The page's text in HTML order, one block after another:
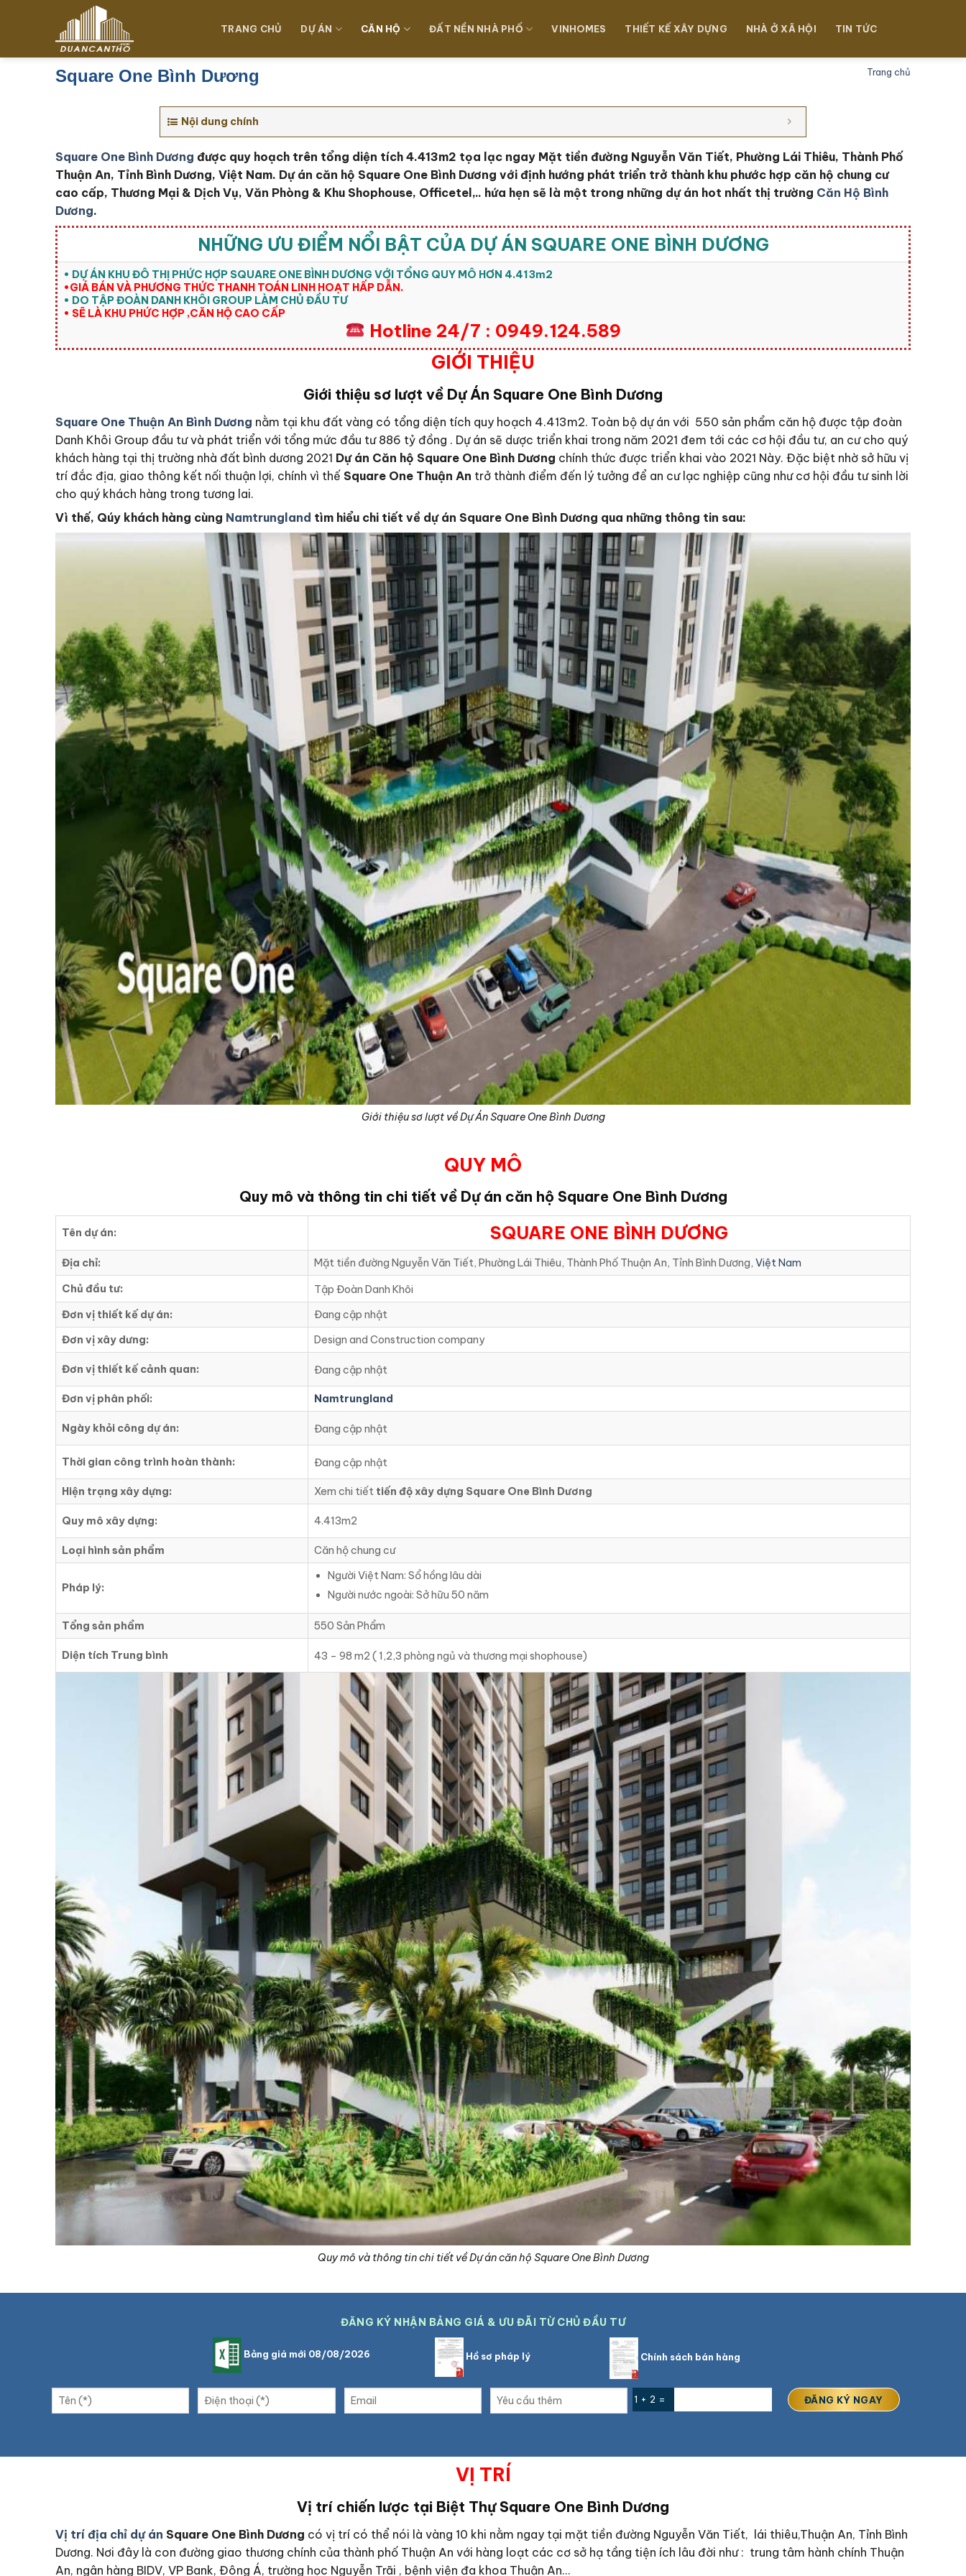
dung
TRANG CHỦ DỰ ÁN CĂN HỘ ĐẤT NỀN NHÀ PHỐ VINHOMES THIẾT KẾ XÂY DỰNG NHÀ Ở XÃ HỘI TIN TỨC
Square One Bình Dương Trang chủ
Nội dung chính
Square One Bình Dương được quy hoạch trên tổng diện tích 4.413m2 tọa lạc ngay Mặt tiền đường Nguyễn Văn Tiết, Phường Lái Thiêu, Thành Phố
Thuận An, Tỉnh Bình Dương, Việt Nam. Dự án căn hộ Square One Bình Dương với định hướng phát triển trở thành khu phước hợp căn hộ chung cư
cao cấp, Thương Mại & Dịch Vụ, Văn Phòng & Khu Shophouse, Officetel,.. hứa hẹn sẽ là một trong những dự án hot nhất thị trường Căn Hộ Bình
Dương.
NHỮNG ƯU ĐIỂM NỔI BẬT CỦA DỰ ÁN SQUARE ONE BÌNH DƯƠNG
• DỰ ÁN KHU ĐÔ THỊ PHỨC HỢP SQUARE ONE BÌNH DƯƠNG VỚI TỔNG QUY MÔ HƠN 4.413m2
•GIÁ BÁN VÀ PHƯƠNG THỨC THANH TOÁN LINH HOẠT HẤP DẪN.
• DO TẬP ĐOÀN DANH KHÔI GROUP LÀM CHỦ ĐẦU TƯ
• SẼ LÀ KHU PHỨC HỢP ,CĂN HỘ CAO CẤP
Hotline 24/7 : 0949.124.589
GIỚI THIỆU
Giới thiệu sơ lượt về Dự Án Square One Bình Dương
Square One Thuận An Bình Dương nằm tại khu đất vàng có tổng diện tích quy hoạch 4.413m2. Toàn bộ dự án với 550 sản phẩm căn hộ được tập đoàn
Danh Khôi Group đầu tư và phát triển với tổng mức đầu tư 886 tỷ đồng . Dự án sẽ dược triển khai trong năm 2021 đem tới các cơ hội đầu tư, an cư cho quý
khách hàng tại thị trường nhà đất bình dương 2021 Dự án Căn hộ Square One Bình Dương chính thức được triển khai vào 2021 Này. Đặc biệt nhờ sở hữu vị
trí đắc địa, giao thông kết nối thuận lợi, chính vì thế Square One Thuận An trở thành điểm đến lý tưởng để an cư lạc nghiệp cũng như cơ hội đầu tư sinh lời
cho quý khách hàng trong tương lai.
Vì thế, Qúy khách hàng cùng Namtrungland tìm hiểu chi tiết về dự án Square One Bình Dương qua những thông tin sau:
Giới thiệu sơ lượt về Dự Án Square One Bình Dương
QUY MÔ
Quy mô và thông tin chi tiết về Dự án căn hộ Square One Bình Dương
Tên dự án: SQUARE ONE BÌNH DƯƠNG
Địa chỉ: Mặt tiền đường Nguyễn Văn Tiết, Phường Lái Thiêu, Thành Phố Thuận An, Tỉnh Bình Dương, Việt Nam
Chủ đầu tư:
Tập Đoàn Danh Khôi
Đơn vị thiết kế dự án:
Đang cập nhật
Đơn vị xây dưng:
Design and Construction company
Đơn vị thiết kế cảnh quan: Đang cập nhật
Đơn vị phân phối: Namtrungland
Ngày khỏi công dự án: Đang cập nhật
Thời gian công trình hoàn thành: Đang cập nhật
Hiện trạng xây dựng: Xem chi tiết tiến độ xây dựng Square One Bình Dương
Quy mô xây dựng: 4.413m2
Loại hình sản phẩm Căn hộ chung cư
Pháp lý:
Người Việt Nam: Sổ hồng lâu dài
Người nước ngoài: Sở hữu 50 năm
Tổng sản phẩm 550 Sản Phẩm
Diện tích Trung bình 43 – 98 m2 ( 1,2,3 phòng ngủ và thương mại shophouse)
Quy mô và thông tin chi tiết về Dự án căn hộ Square One Bình Dương
ĐĂNG KÝ NHẬN BẢNG GIÁ & ƯU ĐÃI TỪ CHỦ ĐẦU TƯ
Bảng giá mới 08/08/2026 Hồ sơ pháp lý Chính sách bán hàng
1 + 2 =
VỊ TRÍ
Vị trí chiến lược tại Biệt Thự Square One Bình Dương
Vị trí địa chỉ dự án Square One Bình Dương có vị trí có thể nói là vàng 10 khi nằm ngay tại mặt tiền đường Nguyễn Văn Tiết, lái thiêu,Thuận An, Tỉnh Bình
Dương. Nơi đây là con đường giao thương chính của thành phố Thuận An với hàng loạt các cơ sở hạ tầng tiện ích lâu đời như : trung tâm hành chính Thuận
An, ngân hàng BIDV, VP Bank, Đông Á, trường học Nguyễn Trãi , bệnh viện đa khoa Thuận An…